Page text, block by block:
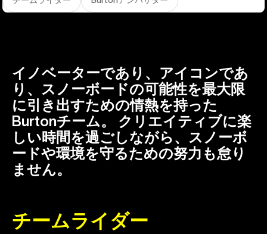
チームライダー
イノベーターであり、アイコンであ
り、スノーボードの可能性を最大限
に引き出すための情熱を持った
Burtonチーム。 クリエイティブに楽
しい時間を過ごしながら、スノーボ
ードや環境を守るための努力も怠り
ません。